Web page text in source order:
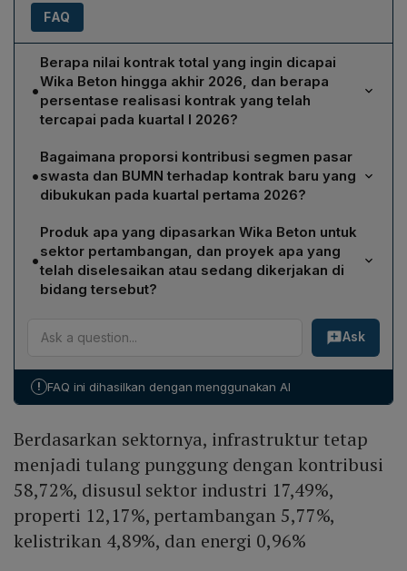
FAQ
•
Berapa nilai kontrak total yang ingin dicapai
Wika Beton hingga akhir 2026, dan berapa
persentase realisasi kontrak yang telah
tercapai pada kuartal I 2026?
Wika Beton menargetkan nilai kontrak proyek sebesar
Rp 3,88 triliun hingga akhir 2026. Hingga kuartal I 2026,
hampir sepertiga target tersebut telah terealisasi,
berarti sekitar 30‑33 persen dari total nilai kontrak yang
diincar.
•
Bagaimana proporsi kontribusi segmen pasar
swasta dan BUMN terhadap kontrak baru yang
dibukukan pada kuartal pertama 2026?
Pada kuartal pertama 2026, kontrak baru Wika Beton
memperoleh 54,85 persen darinya dari segmen pasar
swasta, sedangkan kontrak yang datang dari BUMN
menyumbang 21,65 persen, menjadikannya kontribusi
•
Produk apa yang dipasarkan Wika Beton untuk
sektor pertambangan, dan proyek apa yang
telah diselesaikan atau sedang dikerjakan di
bidang tersebut?
Wika Beton memasarkan Wika Beton Home (WHOME),
hunian pracetak modular berukuran 36 m², khususnya
untuk kawasan pertambangan terpencil. Contoh proyek
Aceh. Selain itu, perusahaan mengamankan proyek nilai
Lahat, Sumatera Selatan, serta berpartisipasi dalam
fasilitas Smelter Grade Alumina Refinery (SGAR) milik
Inalum dan Antam.
Ask
! FAQ ini dihasilkan dengan menggunakan AI
Berdasarkan sektornya, infrastruktur tetap
menjadi tulang punggung dengan kontribusi
58,72%, disusul sektor industri 17,49%,
properti 12,17%, pertambangan 5,77%,
kelistrikan 4,89%, dan energi 0,96%